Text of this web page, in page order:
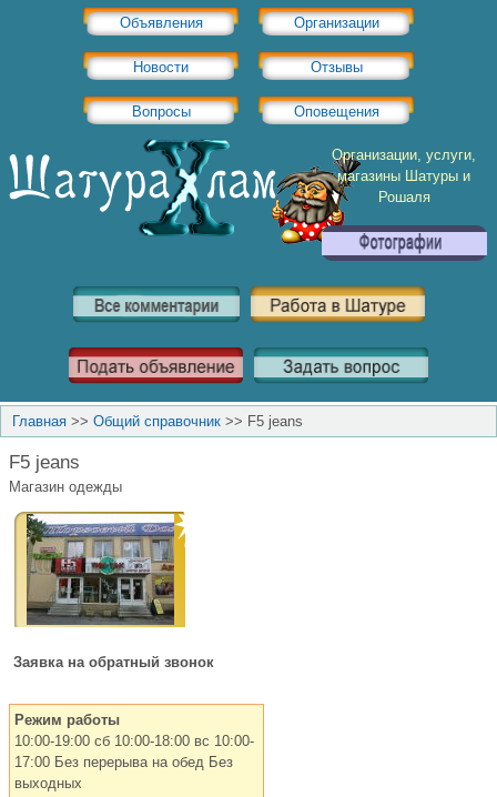
Объявления Организации
Новости Отзывы
Вопросы Оповещения
Организации, услуги,
магазины Шатуры и
Рошаля
Главная >> Общий справочник >> F5 jeans
F5 jeans
Магазин одежды
Заявка на обратный звонок
Режим работы
10:00-19:00 сб 10:00-18:00 вс 10:00-
17:00 Без перерыва на обед Без
выходных